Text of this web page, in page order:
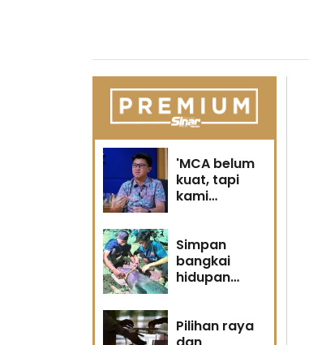
'MCA belum
kuat, tapi
kami
Simpan
bangkai
hidupan
Pilihan raya